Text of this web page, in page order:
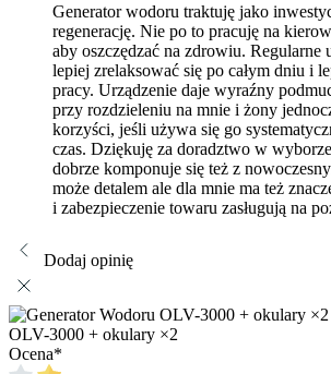
Generator wodoru traktuję jako
regenerację. Nie po to pracuję na
aby oszczędzać na zdrowiu. Regularne
lepiej zrelaksować się po całym dniu i
pracy. Urządzenie daje wyraźny
przy rozdzieleniu na mnie i żony
korzyści, jeśli używa się go
czas. Dziękuję za doradztwo w
dobrze komponuje się też z
może detalem ale dla mnie ma też
i zabezpieczenie towaru zasługują na
Dodaj opinię
OLV-3000 + okulary ×2
Ocena*